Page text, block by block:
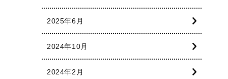
2025年6月
2024年10月
2024年2月